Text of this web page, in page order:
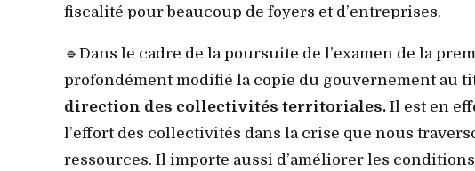
fiscalité pour beaucoup de foyers et d’entreprises.
🔹Dans le cadre de la poursuite de l’examen de la
profondément modifié la copie du gouvernement au
direction des collectivités territoriales. Il est en
l’effort des collectivités dans la crise que nous
ressources. Il importe aussi d’améliorer les